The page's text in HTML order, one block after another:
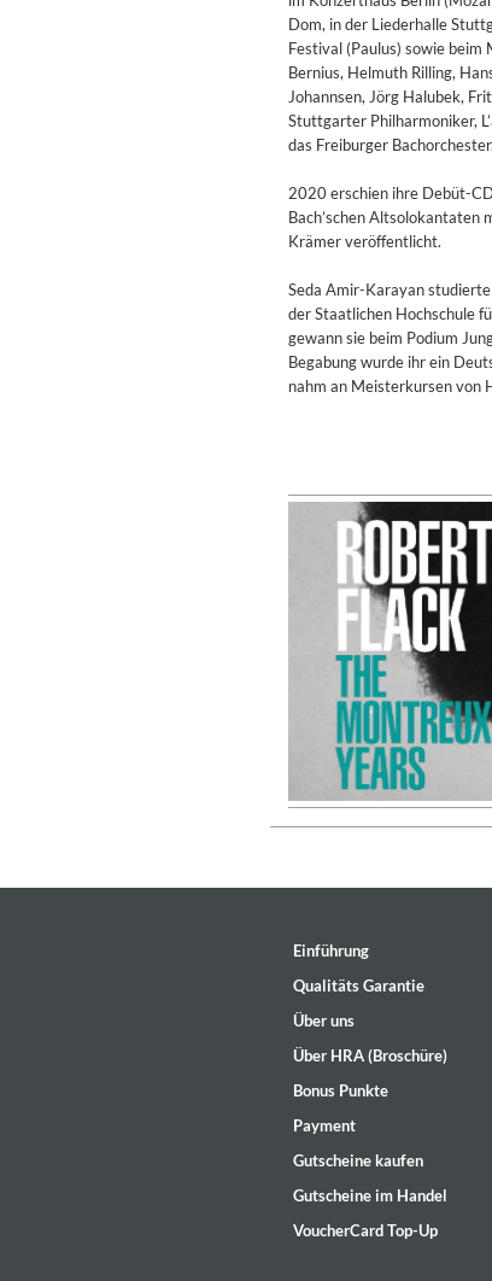
Coherence
Cindy Blackman Santana
Convergence
Malia, Boris Blank
Genre:Jazz
Maximum Swing: The
Wes Montgomery,
Dom, in der Liederhalle
Festival (Paulus) sowie
Bernius, Helmuth Rilling,
Johannsen, Jörg Halubek,
Stuttgarter Philharmoniker,
das Freiburger Bachorchester.
2020 erschien ihre Debüt-
Bach’schen
Krämer veröffentlicht.
Seda Amir-Karayan
der Staatlichen Hochschule
gewann sie beim Podium
Begabung wurde ihr ein
nahm an Meisterkursen von
Einführung
Qualitäts Garantie
Über uns
Über HRA (Broschüre)
Bonus Punkte
Payment
Gutscheine kaufen
Gutscheine im Handel
VoucherCard Top-Up